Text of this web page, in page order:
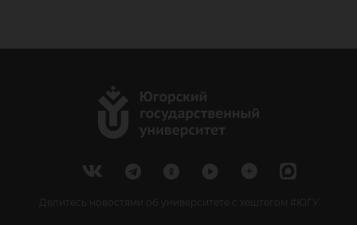
Делитесь новостями об университете с хештегом #ЮГУ